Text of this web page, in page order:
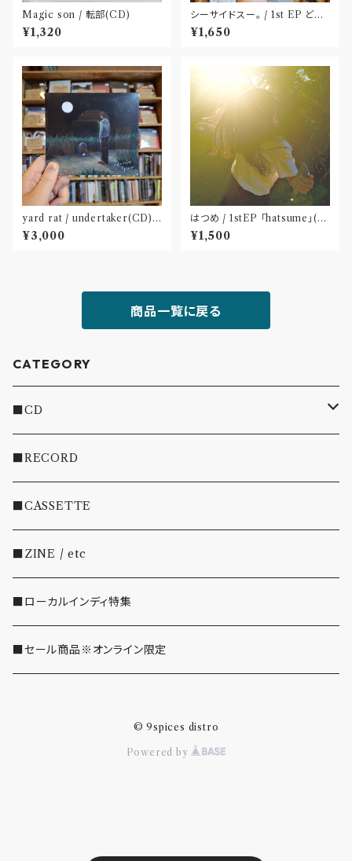
Magic son / 転部(CD)
¥1,320
シーサイドスー。 / 1st EP どう
か健やかに！(CD)〝静岡県三島
市〟
¥1,650
yard rat / undertaker(CD)
〝熊本〟
¥3,000
はつめ / 1stEP 「hatsume」(C
D)〝東京〟
¥1,500
商品一覧に戻る
CATEGORY
■CD
・INDIE
・EMO/PUNK/POST HC
・SHOEGAZE/DREAMPOP/POST ROCK
・OTHER(LOUD/JUNK/RAP/ etc...)
■RECORD
■CASSETTE
■ZINE / etc
■ローカルインディ特集
■セール商品※オンライン限定
© 9spices distro
Powered by